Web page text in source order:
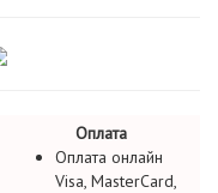
Оплата
Оплата онлайн
Visa, MasterCard,